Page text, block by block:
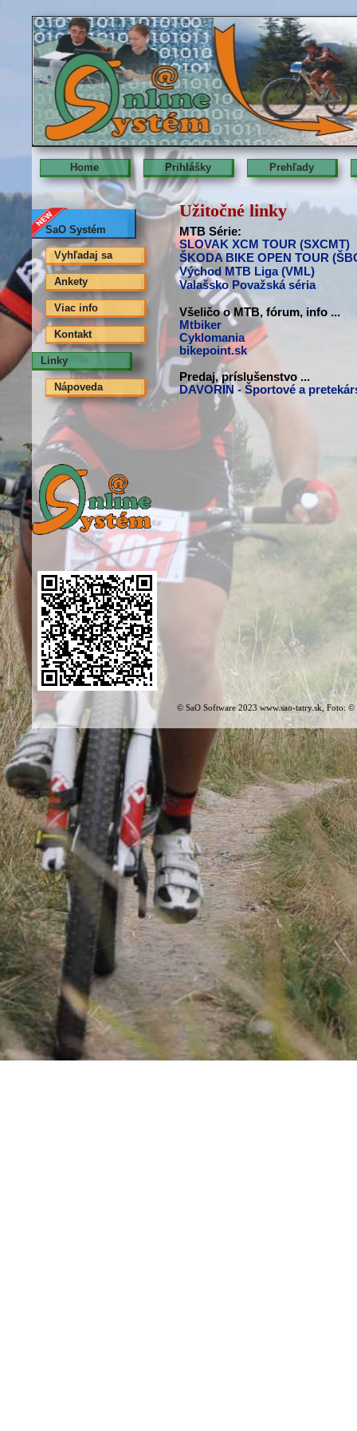
Home Prihlášky Prehľady
SaO Systém
Vyhľadaj sa
Ankety
Viac info
Kontakt
Linky
Nápoveda
Užitočné linky
MTB Série:
SLOVAK XCM TOUR (SXCMT)
ŠKODA BIKE OPEN TOUR
Východ MTB Liga (VML)
Valašsko Považská séria
Všeličo o MTB, fórum, info ...
Mtbiker
Cyklomania
bikepoint.sk
Predaj, príslušenstvo ...
DAVORIN - Športové a
© SaO Software 2023 www.sao-tatry.sk, Foto: